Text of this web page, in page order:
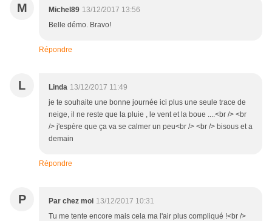
M Michel89 13/12/2017 13:56
Belle démo. Bravo!
Répondre
L Linda 13/12/2017 11:49
je te souhaite une bonne journée ici plus une seule trace de
neige, il ne reste que la pluie , le vent et la boue ....<br /> <br
/> j'espère que ça va se calmer un peu<br /> <br /> bisous et a
demain
Répondre
P Par chez moi 13/12/2017 10:31
Tu me tente encore mais cela ma l'air plus compliqué !<br />